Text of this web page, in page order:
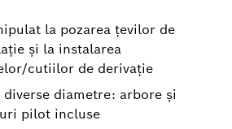
la pozarea țevilor de
și la instalarea
cutiilor de derivație
diametre: arbore și
pilot incluse